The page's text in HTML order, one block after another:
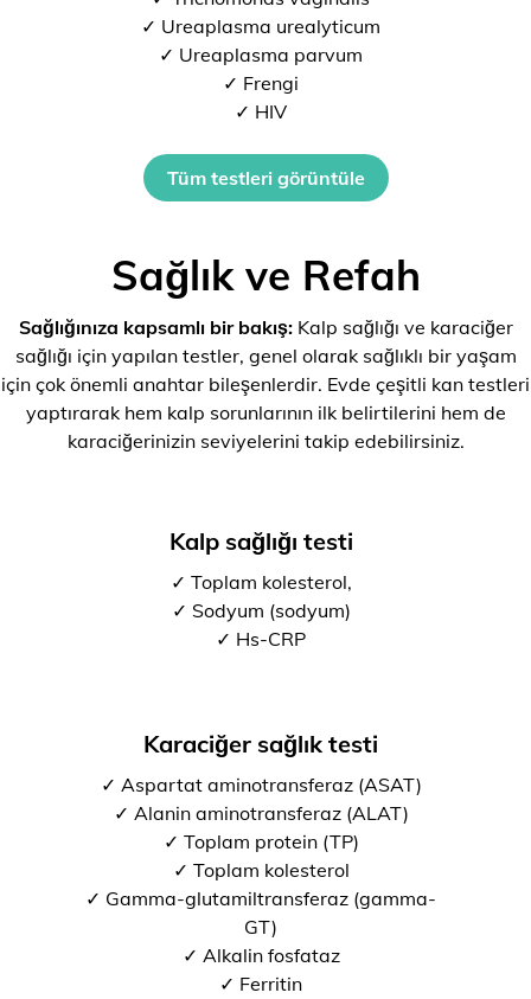
✓ Ureaplasma urealyticum
✓ Ureaplasma parvum
✓ Frengi
✓ HIV
Tüm testleri görüntüle
Sağlık ve Refah
Sağlığınıza kapsamlı bir bakış:Kalp sağlığı ve karaciğer
sağlığı için yapılan testler, genel olarak sağlıklı bir yaşam
için çok önemli anahtar bileşenlerdir. Evde çeşitli kan testleri
yaptırarak hem kalp sorunlarının ilk belirtilerini hem de
karaciğerinizin seviyelerini takip edebilirsiniz.
Kalp sağlığı testi
✓ Toplam kolesterol,
✓ Sodyum (sodyum)
✓ Hs-CRP
Karaciğer sağlık testi
✓ Aspartat aminotransferaz (ASAT)
✓ Alanin aminotransferaz (ALAT)
✓ Toplam protein (TP)
✓ Toplam kolesterol
✓ Gamma-glutamiltransferaz (gamma-
GT)
✓ Alkalin fosfataz
✓ Ferritin